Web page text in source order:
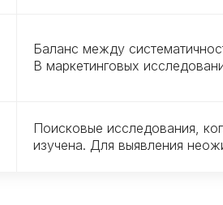
Баланс между
В маркетинговых
Поисковые исследования,
изучена. Для выявления